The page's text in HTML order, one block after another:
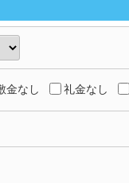
金なし 礼金なし